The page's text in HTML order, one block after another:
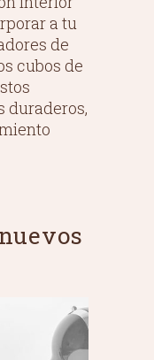
a tu
de
cubos de
duraderos,